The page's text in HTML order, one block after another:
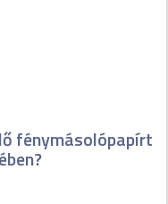
fénymásolópapírt